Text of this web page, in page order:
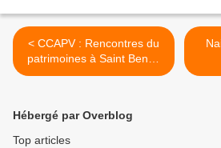
< CCAPV : Rencontres du
patrimoines à Saint Benoit
et Sausses , une belle
Hébergé par Overblog
Top articles